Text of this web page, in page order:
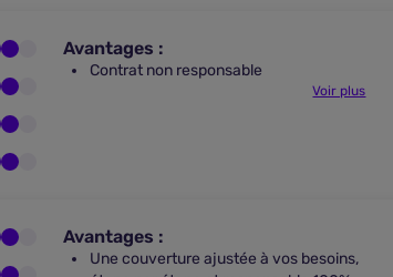
Avantages :
Contrat non responsable
Voir plus
Avantages :
Une couverture ajustée à vos besoins,